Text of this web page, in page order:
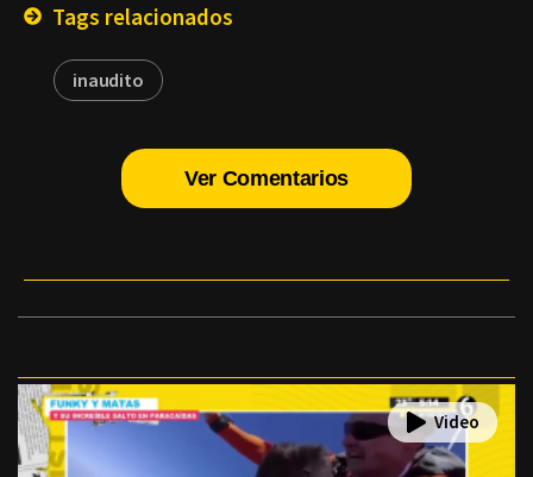
Tags relacionados
inaudito
Ver Comentarios